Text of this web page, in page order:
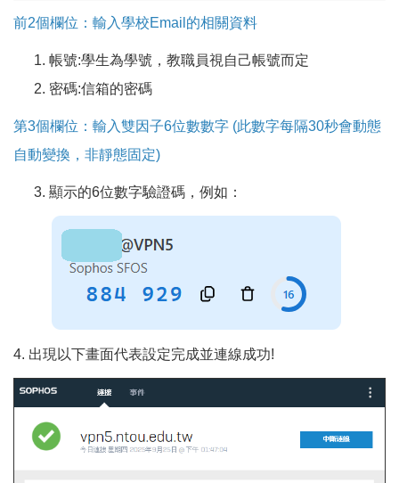
前2個欄位：輸入學校Email的相關資料
帳號:學生為學號，教職員視自己帳號而定
密碼:信箱的密碼
第3個欄位：輸入雙因子6位數數字 (此數字每隔30秒會動態
自動變換，非靜態固定)
顯示的6位數字驗證碼，例如：
4. 出現以下畫面代表設定完成並連線成功!